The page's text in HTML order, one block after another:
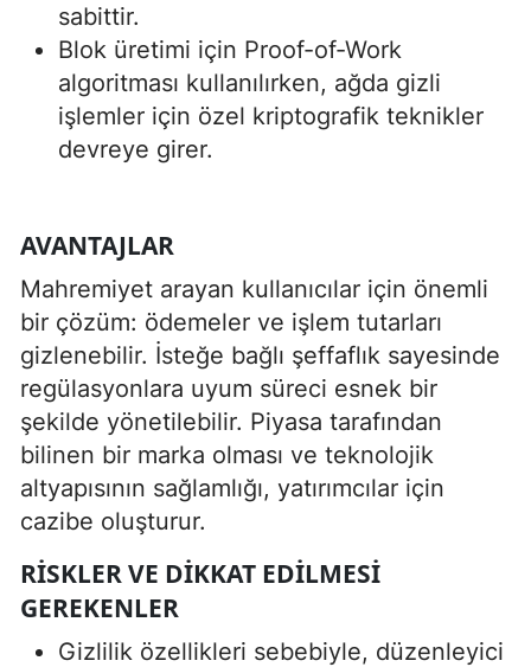
sabittir.
Blok üretimi için Proof-of-Work
algoritması kullanılırken, ağda gizli
işlemler için özel kriptografik teknikler
devreye girer.
AVANTAJLAR
Mahremiyet arayan kullanıcılar için önemli
bir çözüm: ödemeler ve işlem tutarları
gizlenebilir. İsteğe bağlı şeffaflık sayesinde
regülasyonlara uyum süreci esnek bir
şekilde yönetilebilir. Piyasa tarafından
bilinen bir marka olması ve teknolojik
altyapısının sağlamlığı, yatırımcılar için
cazibe oluşturur.
RISKLER VE DIKKAT EDILMESI
GEREKENLER
Gizlilik özellikleri sebebiyle, düzenleyici